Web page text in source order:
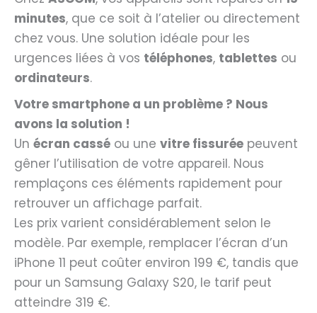
minutes, que ce soit à l’atelier ou directement
chez vous. Une solution idéale pour les
urgences liées à vos téléphones, tablettes ou
ordinateurs.
Votre smartphone a un problème ? Nous
avons la solution !
Un écran cassé ou une vitre fissurée peuvent
gêner l’utilisation de votre appareil. Nous
remplaçons ces éléments rapidement pour
retrouver un affichage parfait.
Les prix varient considérablement selon le
modèle. Par exemple, remplacer l’écran d’un
iPhone 11 peut coûter environ 199 €, tandis que
pour un Samsung Galaxy S20, le tarif peut
atteindre 319 €.